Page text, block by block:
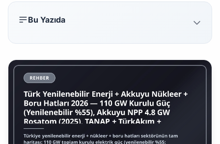
Bu Yazıda